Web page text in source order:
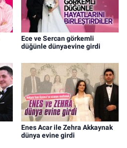
Ece ve Sercan görkemli
düğünle dünyaevine girdi
Enes Acar ile Zehra Akkaynak
dünya evine girdi